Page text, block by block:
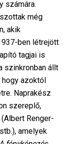
számára.
még
akik
ben létrejött
tagjai is
szinkronban állt
hogy azoktól
Naprakész
szereplő,
Renger-
amelyek